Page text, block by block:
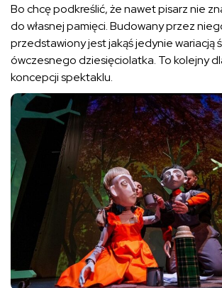
Bo chcę podkreślić, że nawet pisarz nie
do własnej pamięci. Budowany przez
przedstawiony jest jakąś jedynie wariacją
ówczesnego dziesięciolatka. To kolejny
koncepcji spektaklu.